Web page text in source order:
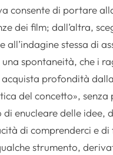
consente di portare
dei film; dall’altra,
stessa di
spontaneità, che i
profondità
del concetto», senza
enucleare delle idee,
di comprenderci e
strumento,